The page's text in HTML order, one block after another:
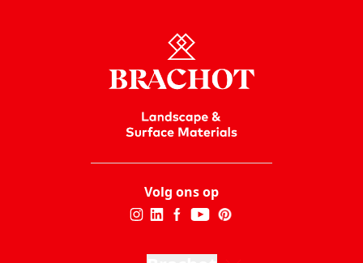
Volg ons op